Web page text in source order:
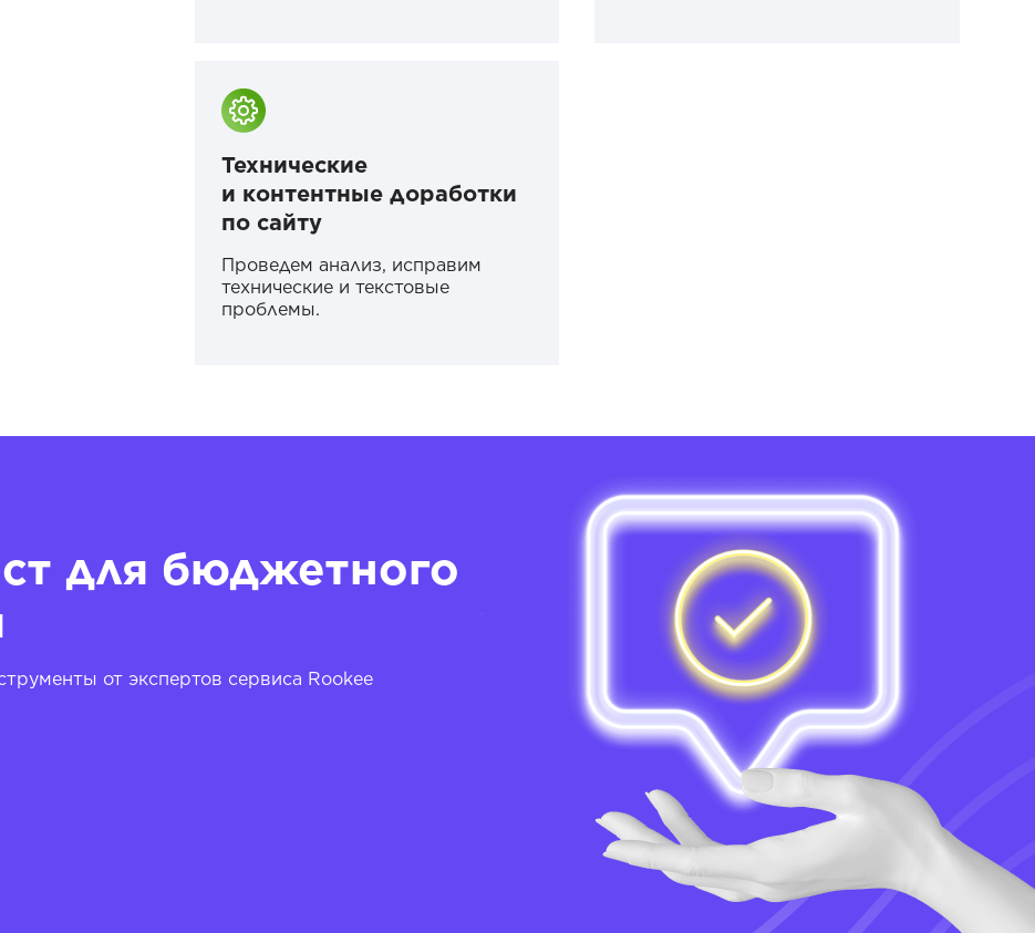
Технические
и контентные доработки
по сайту
Проведем анализ, исправим
технические и текстовые
проблемы.
для бюджетного
от экспертов сервиса Rookee